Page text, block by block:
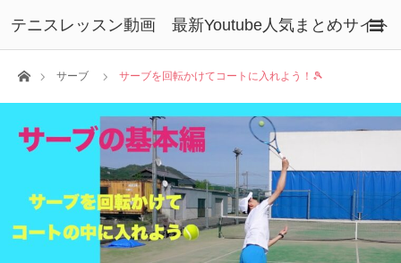
テニスレッスン動画 最新Youtube人気まとめサイト
ホームサーブ サーブを回転かけてコートに入れよう！🎾